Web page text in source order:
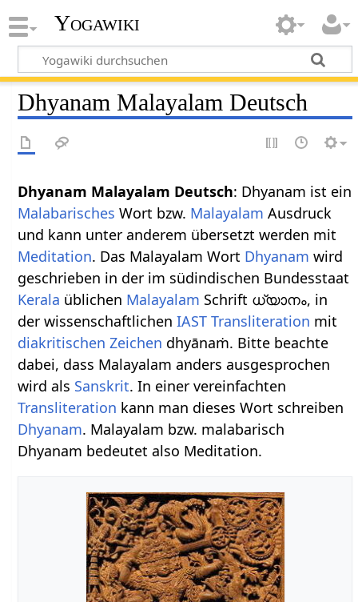
Yogawiki
Dhyanam Malayalam Deutsch
Dhyanam Malayalam Deutsch: Dhyanam ist ein
Malabarisches Wort bzw. Malayalam Ausdruck
und kann unter anderem übersetzt werden mit
Meditation. Das Malayalam Wort Dhyanam wird
geschrieben in der im südindischen Bundesstaat
Kerala üblichen Malayalam Schrift ധ്യാനം, in
der wissenschaftlichenIAST Transliteration mit
diakritischen Zeichen dhyānaṁ. Bitte beachte
dabei, dass Malayalam anders ausgesprochen
wird als Sanskrit. In einer vereinfachten
Transliteration kann man dieses Wort schreiben
Dhyanam. Malayalam bzw. malabarisch
Dhyanam bedeutet also Meditation.